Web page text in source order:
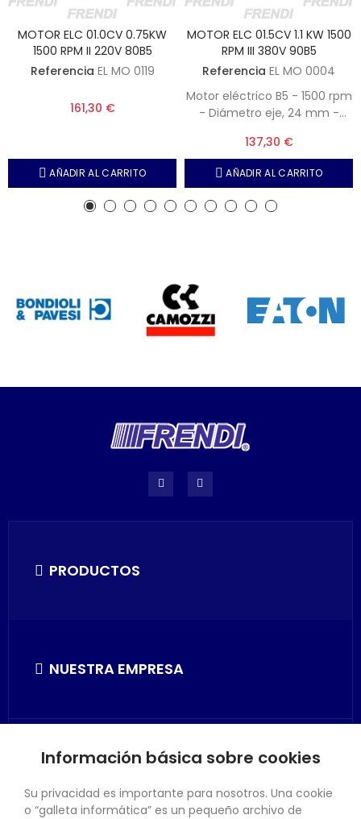
MOTOR ELC 01.0CV 0.75KW
1500 RPM II 220V 80B5
Referencia EL MO 0119
161,30 €
AÑADIR AL CARRITO
MOTOR ELC 01.5CV 1.1 KW 1500
RPM III 380V 90B5
Referencia EL MO 0004
Motor eléctrico B5 - 1500 rpm
- Diámetro eje, 24 mm -
90
137,30 €
AÑADIR AL CARRITO
PRODUCTOS
NUESTRA EMPRESA
SU CUENTA
Información básica sobre cookies
Su privacidad es importante para nosotros. Una cookie
o “galleta informática” es un pequeño archivo de